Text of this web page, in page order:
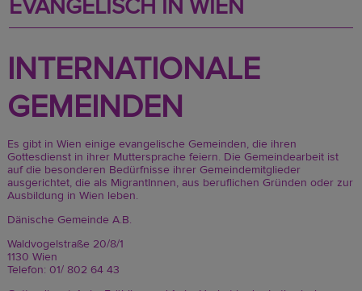
EVANGELISCH IN WIEN
INTERNATIONALE
GEMEINDEN
Es gibt in Wien einige evangelische Gemeinden, die ihren
Gottesdienst in ihrer Muttersprache feiern. Die Gemeindearbeit ist
auf die besonderen Bedürfnisse ihrer Gemeindemitglieder
ausgerichtet, die als MigrantInnen, aus beruflichen Gründen oder zur
Ausbildung in Wien leben.
Dänische Gemeinde A.B.
Waldvogelstraße 20/8/1
1130 Wien
Telefon: 01/ 802 64 43